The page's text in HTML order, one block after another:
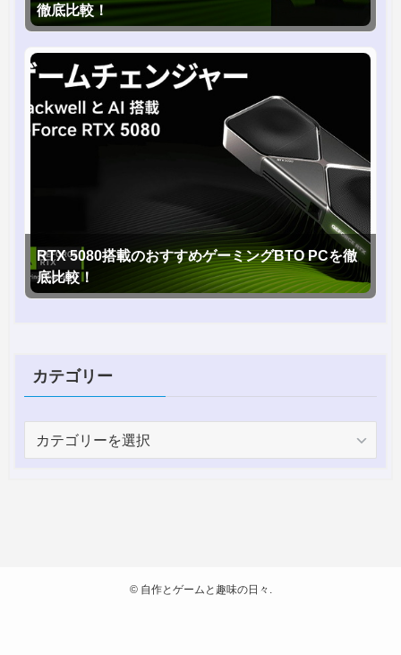
徹底比較！
RTX 5080搭載のおすすめゲーミングBTO PCを徹
底比較！
カテゴリー
©自作とゲームと趣味の日々.